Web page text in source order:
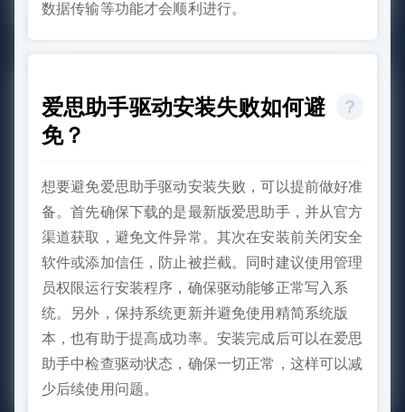
数据传输等功能才会顺利进行。
爱思助手驱动安装失败如何避
免？
想要避免爱思助手驱动安装失败，可以提前做好准
备。首先确保下载的是最新版爱思助手，并从官方
渠道获取，避免文件异常。其次在安装前关闭安全
软件或添加信任，防止被拦截。同时建议使用管理
员权限运行安装程序，确保驱动能够正常写入系
统。另外，保持系统更新并避免使用精简系统版
本，也有助于提高成功率。安装完成后可以在爱思
助手中检查驱动状态，确保一切正常，这样可以减
少后续使用问题。